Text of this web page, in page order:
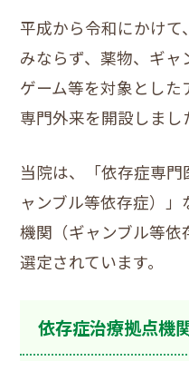
平成から令和にかけ
みならず、薬物、ギ
ゲーム等を対象とした
専門外来を開設しまし
当院は、「依存症専
ャンブル等依存症）
機関（ギャンブル等依
選定されています。
依存症治療拠点機